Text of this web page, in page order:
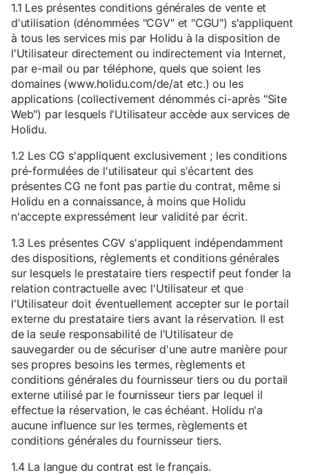
1.1 Les présentes conditions générales de vente et
d'utilisation (dénommées "CGV" et "CGU") s'appliquent
à tous les services mis par Holidu à la disposition de
l'Utilisateur directement ou indirectement via Internet,
par e-mail ou par téléphone, quels que soient les
domaines (www.holidu.com/de/at etc.) ou les
applications (collectivement dénommés ci-après "Site
Web") par lesquels l'Utilisateur accède aux services de
Holidu.
1.2 Les CG s'appliquent exclusivement ; les conditions
pré-formulées de l'utilisateur qui s'écartent des
présentes CG ne font pas partie du contrat, même si
Holidu en a connaissance, à moins que Holidu
n'accepte expressément leur validité par écrit.
1.3 Les présentes CGV s'appliquent indépendamment
des dispositions, règlements et conditions générales
sur lesquels le prestataire tiers respectif peut fonder la
relation contractuelle avec l'Utilisateur et que
l'Utilisateur doit éventuellement accepter sur le portail
externe du prestataire tiers avant la réservation. Il est
de la seule responsabilité de l'Utilisateur de
sauvegarder ou de sécuriser d'une autre manière pour
ses propres besoins les termes, règlements et
conditions générales du fournisseur tiers ou du portail
externe utilisé par le fournisseur tiers par lequel il
effectue la réservation, le cas échéant. Holidu n'a
aucune influence sur les termes, règlements et
conditions générales du fournisseur tiers.
1.4 La langue du contrat est le français.